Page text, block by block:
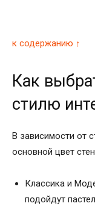
к содержанию ↑
Как
стилю
В зависимости от
основной цвет
Классика и
подойдут